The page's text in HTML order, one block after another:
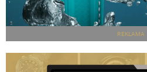
REKLAMA